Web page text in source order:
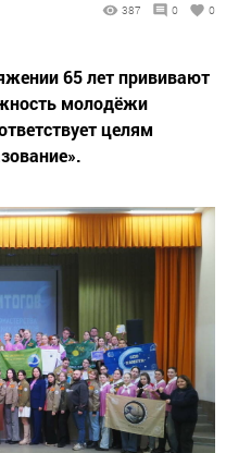
387 0 0
65 лет прививают
молодёжи
целям